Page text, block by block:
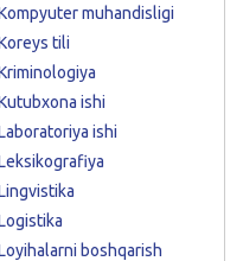
muhandisligi
tili
ishi
ishi
boshqarish